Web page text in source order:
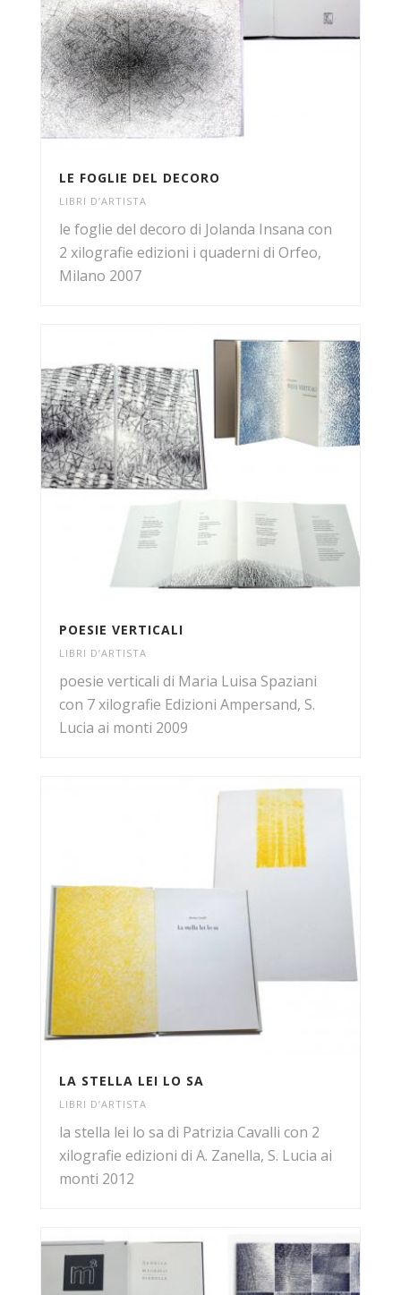
LE FOGLIE DEL DECORO
LIBRI D’ARTISTA
le foglie del decoro di Jolanda Insana con
2 xilografie edizioni i quaderni di Orfeo,
Milano 2007
POESIE VERTICALI
LIBRI D’ARTISTA
poesie verticali di Maria Luisa Spaziani
con 7 xilografie Edizioni Ampersand, S.
Lucia ai monti 2009
LA STELLA LEI LO SA
LIBRI D’ARTISTA
la stella lei lo sa di Patrizia Cavalli con 2
xilografie edizioni di A. Zanella, S. Lucia ai
monti 2012